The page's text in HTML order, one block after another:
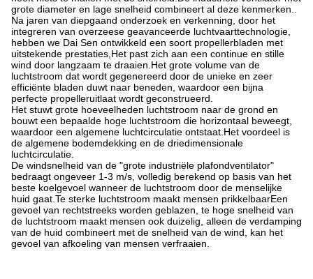
grote diameter en lage snelheid combineert al deze kenmerken..
Na jaren van diepgaand onderzoek en verkenning, door het
integreren van overzeese geavanceerde luchtvaarttechnologie,
hebben we Dai Sen ontwikkeld een soort propellerbladen met
uitstekende prestaties,Het past zich aan een continue en stille
wind door langzaam te draaien.Het grote volume van de
luchtstroom dat wordt gegenereerd door de unieke en zeer
efficiënte bladen duwt naar beneden, waardoor een bijna
perfecte propelleruitlaat wordt geconstrueerd.
Het stuwt grote hoeveelheden luchtstroom naar de grond en
bouwt een bepaalde hoge luchtstroom die horizontaal beweegt,
waardoor een algemene luchtcirculatie ontstaat.Het voordeel is
de algemene bodemdekking en de driedimensionale
luchtcirculatie.
De windsnelheid van de "grote industriële plafondventilator"
bedraagt ongeveer 1-3 m/s, volledig berekend op basis van het
beste koelgevoel wanneer de luchtstroom door de menselijke
huid gaat.Te sterke luchtstroom maakt mensen prikkelbaarEen
gevoel van rechtstreeks worden geblazen, te hoge snelheid van
de luchtstroom maakt mensen ook duizelig, alleen de verdamping
van de huid combineert met de snelheid van de wind, kan het
gevoel van afkoeling van mensen verfraaien.